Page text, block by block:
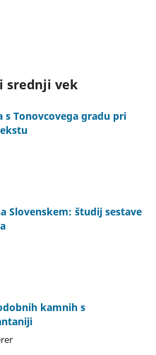
srednji vek
s Tonovcovega gradu pri
Slovenskem: študij sestave
kamnih s